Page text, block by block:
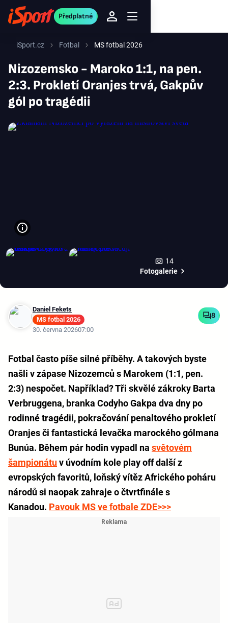
Předplatné
iSport.cz Fotbal MS fotbal 2026
Nizozemsko - Maroko 1:1, na pen.
2:3. Prokletí Oranjes trvá, Gakpův
gól po tragédii
14
Fotogalerie
Daniel Fekets
MS fotbal 2026
30. června 202607:00
8
Fotbal často píše silné příběhy. A takových byste
našli v zápase Nizozemců s Marokem (1:1, pen.
2:3) nespočet. Například? Tři skvělé zákroky Barta
Verbruggena, branka Codyho Gakpa dva dny po
rodinné tragédii, pokračování penaltového prokletí
Oranjes či fantastická levačka marockého gólmana
Bunúa. Během pár hodin vypadl na světovém
šampionátuv úvodním kole play off další z
evropských favoritů, loňský vítěz Afrického poháru
národů si naopak zahraje o čtvrtfinále s
Kanadou. Pavouk MS ve fotbale ZDE>>>